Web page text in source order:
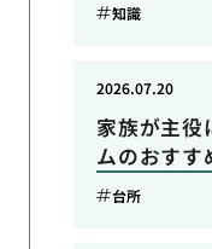
知識
家族が主役
ムのおすす
2026.07.20
台所